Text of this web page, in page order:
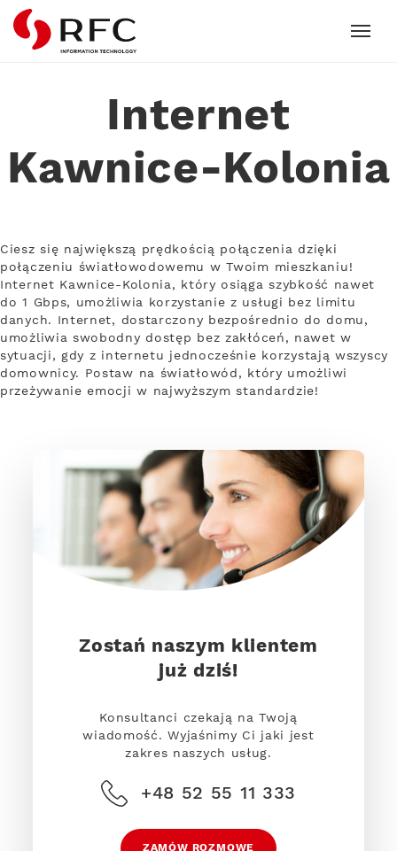
RFC
Internet
Kawnice-Kolonia
Ciesz się największą prędkością połączenia dzięki
połączeniu światłowodowemu w Twoim mieszkaniu!
Internet Kawnice-Kolonia, który osiąga szybkość nawet
do 1 Gbps, umożliwia korzystanie z usługi bez limitu
danych. Internet, dostarczony bezpośrednio do domu,
umożliwia swobodny dostęp bez zakłóceń, nawet w
sytuacji, gdy z internetu jednocześnie korzystają wszyscy
domownicy. Postaw na światłowód, który umożliwi
przeżywanie emocji w najwyższym standardzie!
Zostań naszym klientem
już dziś!
Konsultanci czekają na Twoją
wiadomość. Wyjaśnimy Ci jaki jest
zakres naszych usług.
+48 52 55 11 333
ZAMÓW ROZMOWĘ